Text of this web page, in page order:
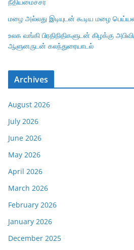
மழை அல்லது இடியுடன் கூடிய மழை
உலக வங்கி பிரதிநிதிகளுடன் கிழக்கு
ஆளுனருடன் கலந்துரையாடல்
Archives
August 2026
July 2026
June 2026
May 2026
April 2026
March 2026
February 2026
January 2026
December 2025